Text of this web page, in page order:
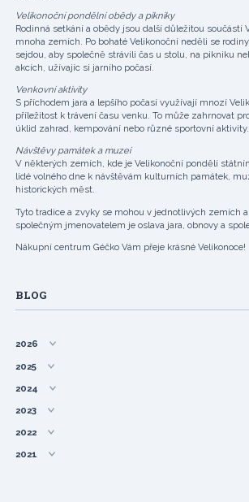
Velikonoční pondělní obědy a pikniky
Rodinná setkání a obědy jsou další důležitou součástí
mnoha zemích. Po bohaté Velikonoční neděli se
sejdou, aby společně strávili čas u stolu, na pikniku
akcích, užívajíc si jarního počasí.
Venkovní aktivity
S příchodem jara a lepšího počasí využívají mnozí
příležitost k trávení času venku. To může zahrnovat
úklid zahrad, kempování nebo různé sportovní aktivity.
Návštěvy památek a muzeí
V některých zemích, kde je Velikonoční pondělí
lidé volného dne k návštěvám kulturních památek,
historických měst.
Tyto tradice a zvyky se mohou v jednotlivých zemích
společným jmenovatelem je oslava jara, obnovy a
Nákupní centrum Géčko Vám přeje krásné Velikonoce!
BLOG
2026
2025
2024
2023
2022
2021